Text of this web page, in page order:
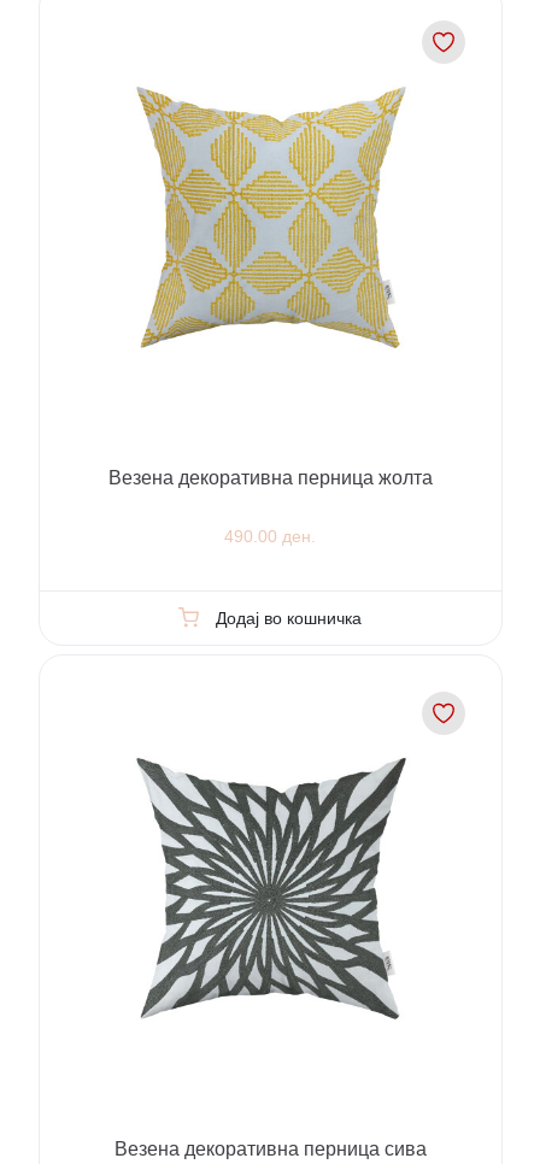
Везена декоративна перница жолта
490.00 ден.
Додај во кошничка
Везена декоративна перница сива